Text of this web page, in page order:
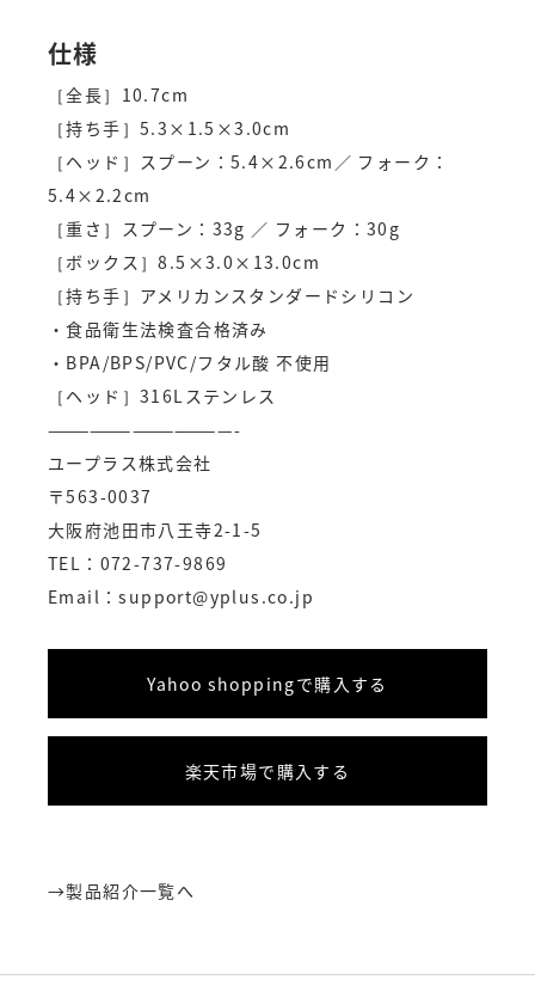
仕様
［全長］10.7cm
［持ち手］5.3×1.5×3.0cm
［ヘッド］スプーン：5.4×2.6cm／ フォーク：
5.4×2.2cm
［重さ］スプーン：33g ／ フォーク：30g
［ボックス］8.5×3.0×13.0cm
［持ち手］アメリカンスタンダードシリコン
・食品衛生法検査合格済み
・BPA/BPS/PVC/フタル酸 不使用
［ヘッド］316Lステンレス
—————————————-
ユープラス株式会社
〒563-0037
大阪府池田市八王寺2-1-5
TEL：072-737-9869
Email：support@yplus.co.jp
Yahoo shoppingで購入する
楽天市場で購入する
→製品紹介一覧へ